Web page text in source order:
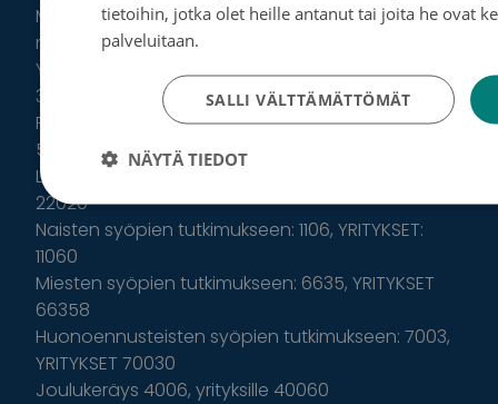
Merkitse maksun saajaksiSyöpäsäätiö sr. Muista
myös lisätä maksuviite haluamaasi kohteeseen:
Yleislahjoitus syöpätutkimukseen ja -neuvontaan
3308, YRITYKSET: 33080
Roosa nauha -keräykseen: 5445, YRITYKSET:
54454
Lasten syöpien tutkimukseen: 2202, YRITYKSET:
22020
Naisten syöpien tutkimukseen: 1106, YRITYKSET:
11060
Miesten syöpien tutkimukseen: 6635, YRITYKSET
66358
Huonoennusteisten syöpien tutkimukseen: 7003,
YRITYKSET 70030
Joulukeräys 4006, yrityksille 40060
tietoihin, jotka olet heille antanut tai joita he ovat
palveluitaan.
SALLI VÄLTTÄMÄTTÖMÄT
NÄYTÄ TIEDOT